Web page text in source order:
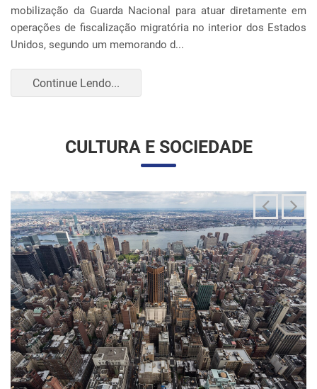
operações de fiscalização migratória no interior dos Estados
Unidos, segundo um memorando d...
Continue Lendo...